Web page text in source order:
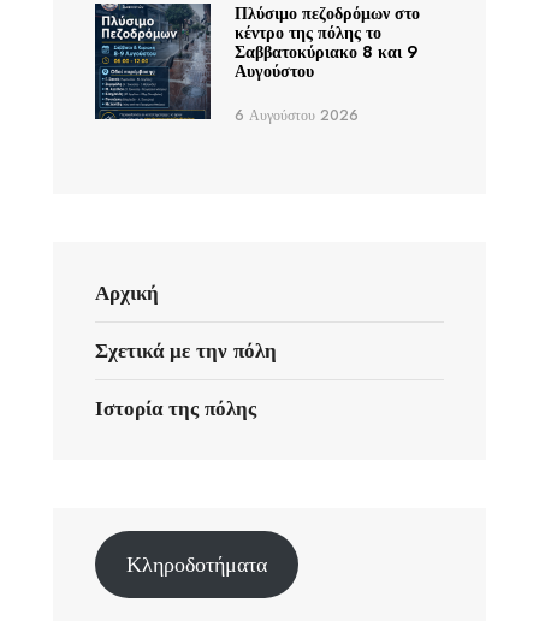
Πλύσιμο πεζοδρόμων στο
κέντρο της πόλης το
Σαββατοκύριακο 8 και 9
Αυγούστου
6 Αυγούστου 2026
Αρχική
Σχετικά με την πόλη
Ιστορία της πόλης
Κληροδοτήματα